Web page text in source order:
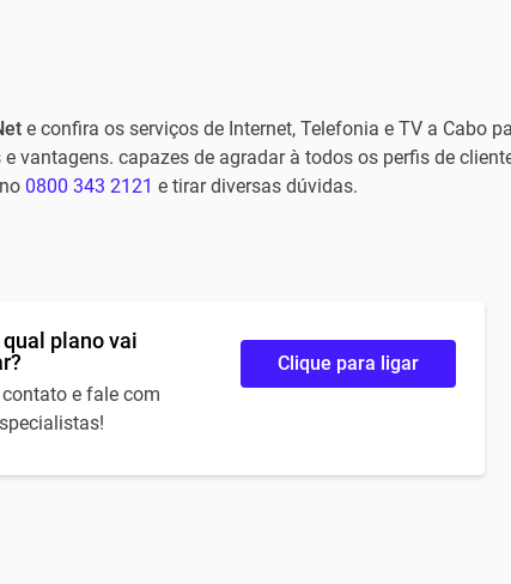
e confira os serviços de Internet, Telefonia e TV a Cabo
vantagens. capazes de agradar à todos os perfis de
no 0800 343 2121 e tirar diversas dúvidas.
plano vai
contato e fale com
Clique para ligar